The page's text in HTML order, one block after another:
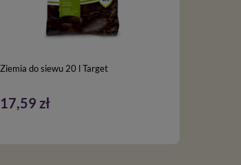
Ziemia do siewu 20 l Target
17,59 zł